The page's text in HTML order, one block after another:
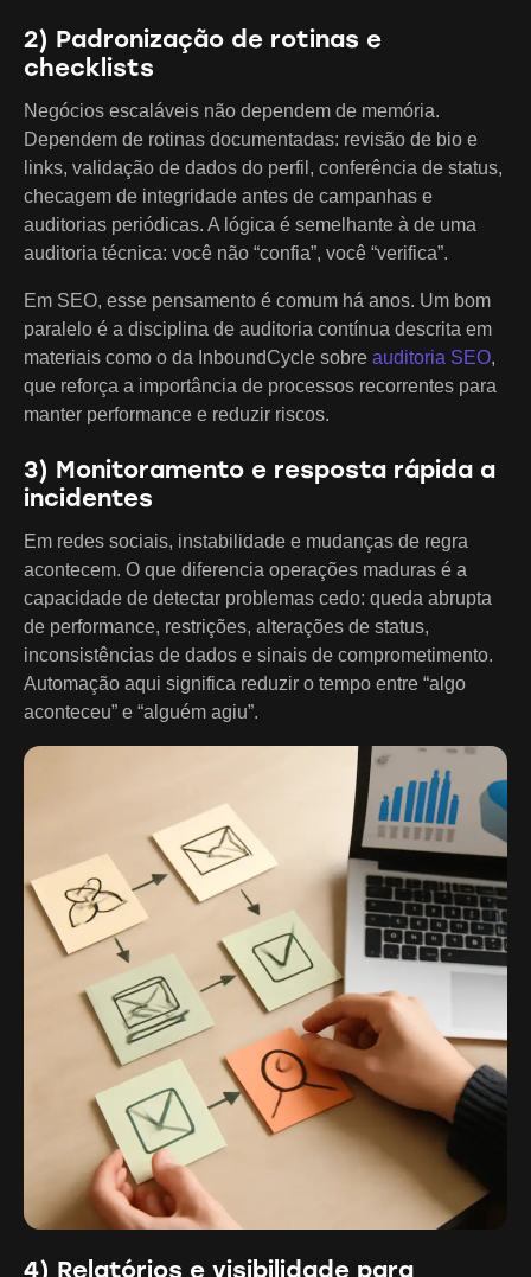
2) Padronização de rotinas e
checklists
Negócios escaláveis não dependem de memória.
Dependem de rotinas documentadas: revisão de bio e
links, validação de dados do perfil, conferência de status,
checagem de integridade antes de campanhas e
auditorias periódicas. A lógica é semelhante à de uma
auditoria técnica: você não “confia”, você “verifica”.
Em SEO, esse pensamento é comum há anos. Um bom
paralelo é a disciplina de auditoria contínua descrita em
materiais como o da InboundCycle sobre auditoria SEO,
que reforça a importância de processos recorrentes para
manter performance e reduzir riscos.
3) Monitoramento e resposta rápida a
incidentes
Em redes sociais, instabilidade e mudanças de regra
acontecem. O que diferencia operações maduras é a
capacidade de detectar problemas cedo: queda abrupta
de performance, restrições, alterações de status,
inconsistências de dados e sinais de comprometimento.
Automação aqui significa reduzir o tempo entre “algo
aconteceu” e “alguém agiu”.
4) Relatórios e visibilidade para